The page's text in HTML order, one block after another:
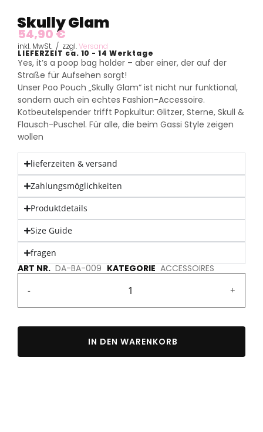
Skully Glam
54,90 €
inkl. MwSt. / zzgl.Versand
LIEFERZEIT ca. 10 - 14 Werktage
Yes, it’s a poop bag holder – aber einer, der auf der
Straße für Aufsehen sorgt!
Unser Poo Pouch „Skully Glam“ ist nicht nur funktional,
sondern auch ein echtes Fashion-Accessoire.
Kotbeutelspender trifft Popkultur: Glitzer, Sterne, Skull &
Flausch-Puschel. Für alle, die beim Gassi Style zeigen
wollen
lieferzeiten & versand
Zahlungsmöglichkeiten
Produktdetails
Size Guide
fragen
ART NR. DA-BA-009 KATEGORIE ACCESSOIRES
-
+
IN DEN WARENKORB